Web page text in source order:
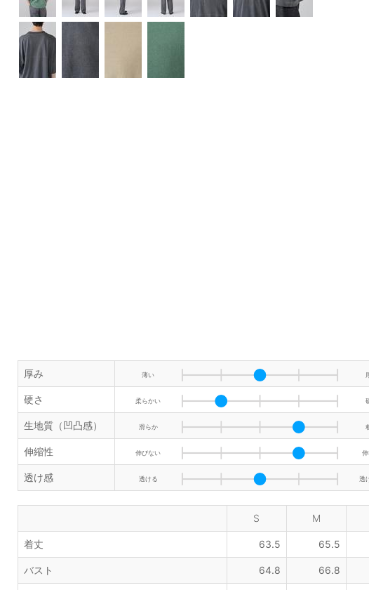
厚み 薄い
硬さ 柔らかい
生地質（凹凸感） 滑らか
伸縮性 伸びない
透け感 透ける 透
S M
着丈 63.5 65.5
バスト 64.8 66.8